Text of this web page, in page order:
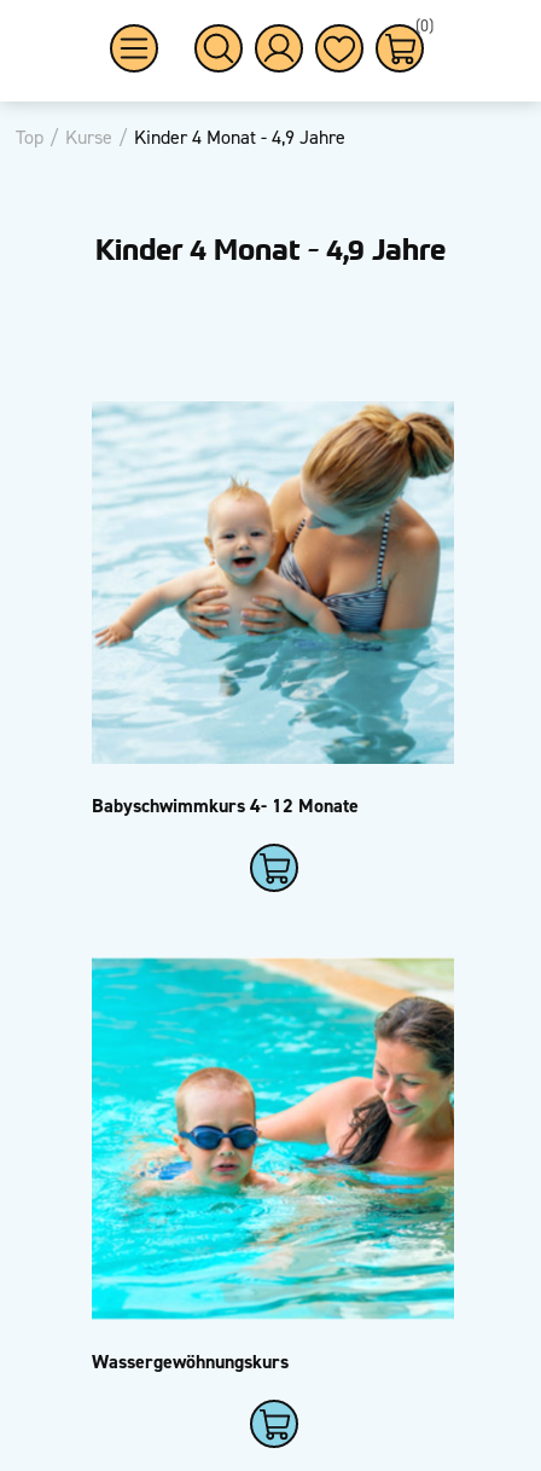
(0)
Top / Kurse / Kinder 4 Monat - 4,9 Jahre
Kinder 4 Monat - 4,9 Jahre
Babyschwimmkurs 4- 12 Monate
Wassergewöhnungskurs